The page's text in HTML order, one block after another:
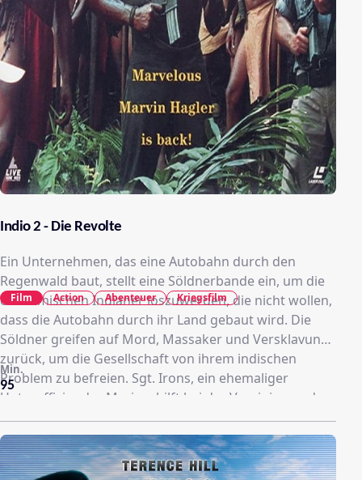
Indio 2 - Die Revolte
Ein Unternehmen, das eine Autobahn durch den
Regenwald baut, stellt eine Söldnerbande ein, um die
einheimischen Indianer loszuwerden, die nicht wollen,
dass die Autobahn durch ihr Land gebaut wird. Die
Söldner greifen auf Mord, Massaker und Versklavung
zurück, um die Gesellschaft von ihrem indischen
Problem zu befreien. Sgt. Irons, ein ehemaliger
Unteroffizier der Marine, hilft bei der Vereinigung der
Dschungelstämme und führt sie in ihren Kampf um
den Schutz ihrer Häuser und ihrer Familien.
95
Min.
Film Action Abenteuer Kriegsfilm